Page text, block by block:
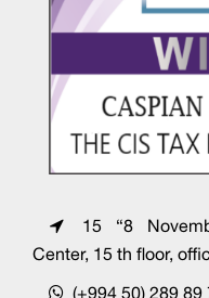
15 “8
Center, 15 th floor,
(+994 50) 289 89